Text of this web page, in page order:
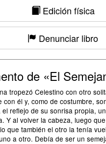
Edición física
Denunciar libro
de «El
tropezó Celestino con otro
con él y, como de costumbre,
reflejo de su sonrisa propia,
Y al volver la cabeza, luego
que también el otro la tenía
a otro. Debía de ser un